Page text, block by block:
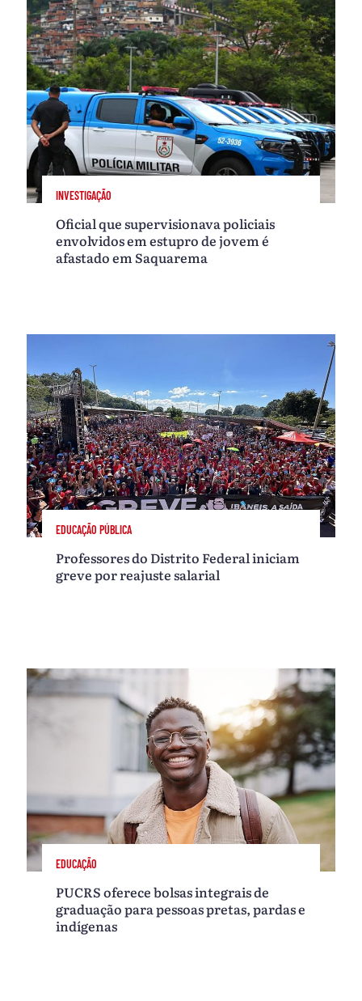
INVESTIGAÇÃO
Oficial que supervisionava policiais
envolvidos em estupro de jovem é
afastado em Saquarema
EDUCAÇÃO PÚBLICA
Professores do Distrito Federal iniciam
greve por reajuste salarial
EDUCAÇÃO
PUCRS oferece bolsas integrais de
graduação para pessoas pretas, pardas e
indígenas